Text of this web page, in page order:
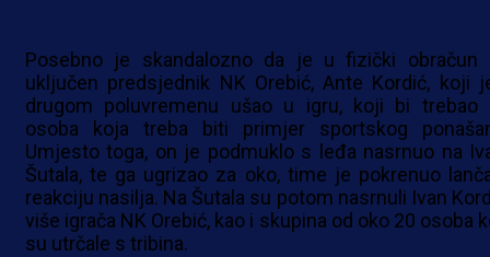
Posebno je skandalozno da je u fizički obračun
uključen predsjednik NK Orebić, Ante Kordić, koji
drugom poluvremenu ušao u igru, koji bi trebao
osoba koja treba biti primjer sportskog
Umjesto toga, on je podmuklo s leđa nasrnuo na
Šutala, te ga ugrizao za oko, time je pokrenuo
reakciju nasilja. Na Šutala su potom nasrnuli Ivan
više igrača NK Orebić, kao i skupina od oko 20 osoba
su utrčale s tribina.